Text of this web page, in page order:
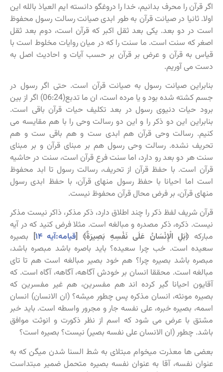
اگر قرآن را محرف بدانیم، خدا را دروغگو دانسته ایم العیاذ بالله این
اولا. ثانیا در صیانت قرآن به طور ابدی صیانت رسالت رسول محفوظ
است در دو بعد. یکی بعد ثقل اکبر که قرآن است، دوم بعد ثقل
اصغر که سنت است. ما سنت را که در میان روایات مخلوط است با
قیاس به قرآن و عرض بر قرآن بر حسب آیات و احادیث اصل به
دست می آوریم.
بنابراین صیانت رسول به صیانت قرآن است. حتی اگر رسول در
جسم کشته شده بود و یا مرده است، ان ما تدبع(06:24) اگر از بین
برود حیات دنیوی رسول در بعد تکلیف حیات قرآن باقی است.
بنابراین این دو ذکر را و این دو رسالت وحی را با هم مقایسه می
کنیم. رسالت وحی قرآن هم ابدی ست و هم باقی ست و هم
تحریف نشده. رسالت وحی رسول هم بر مبنای قرآن و بر مبنای
سنت هر دو بعد رو دارد، اما سنت فرع قرآن است، سنت در حاشیه
قرآن است. با حفظ قرآن از تحریف، رسالت رسول تا ابد محفوظ
است اما احیانا با حفظ رسول منهای قرآن، با حفظ ابدی رسول
منهای قرآن، بر فرض محال قرآن محفوظ نیست.
قرآن شریف لفظ ذکر را چند اطلاق دارد، ذکر مذکر، ذاکر نیست مذکر
نیست. ذکره، ذکر مصدره و مبالغه است. مثلا فرض کنید که در آیه
مبارکه ﴿بَلِ الْإِنْسَانُ عَلَى نَفْسِهِ بَصِيرَةٌ﴾ [قیامه:آیه ۱۴ ] بصیره
سعیده است. خب چرا سعیده؟ باید باصره باشد مبصره باشد،
مبصره باشد بصیره چرا؟ هم خود بصیر مبالغه است هم تا تای
مبالغه است. محققا انسان بر خودش آگاهه، آگاهه، آگاه است. که
آقایون احیانا گیر کرده اند هم مفسرین، هم غیر مفسرین که
بصیره مونثه، انسان مذکره پس چطور میشه؟ (ان الانسان) انسان
اسمه، بصیره خبره، علی نفسه جار و مجرور واسطه است. باید خبر
مشتق با عرض می شود که اسم از نظر ذکورت و انوثت موافق
باشد. چطور (ان الانسان علی نفسه بصیر) نیست؟ بصیره است؟
بعضی ها معذرت میخوام مبتلای به شط السنا شدن میگن که به
عنوان نفسه، آقا به عنوان نفسه بصیره متحمل ضمیر مبتداست